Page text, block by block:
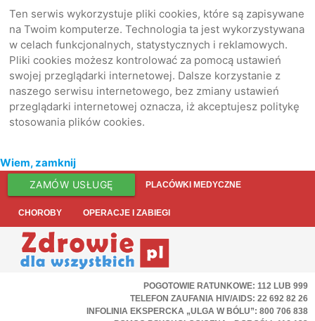
Ten serwis wykorzystuje pliki cookies, które są zapisywane
na Twoim komputerze. Technologia ta jest wykorzystywana
w celach funkcjonalnych, statystycznych i reklamowych.
Pliki cookies możesz kontrolować za pomocą ustawień
swojej przeglądarki internetowej. Dalsze korzystanie z
naszego serwisu internetowego, bez zmiany ustawień
przeglądarki internetowej oznacza, iż akceptujesz politykę
stosowania plików cookies.
Wiem, zamknij
ZAMÓW USŁUGĘ PLACÓWKI MEDYCZNE
CHOROBY OPERACJE I ZABIEGI
POGOTOWIE RATUNKOWE: 112 LUB 999
TELEFON ZAUFANIA HIV/AIDS: 22 692 82 26
INFOLINIA EKSPERCKA „ULGA W BÓLU”: 800 706 838